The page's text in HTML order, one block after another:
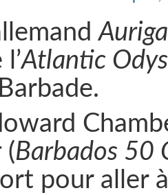
Auriga
Atlantic
(Barbados 50
pour aller